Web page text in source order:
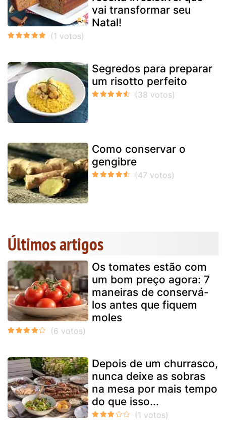
vai transformar seu
Natal!
Segredos para preparar
um risotto perfeito
Como conservar o
gengibre
Últimos artigos
Os tomates estão com
um bom preço agora: 7
maneiras de conservá-
los antes que fiquem
moles
Depois de um churrasco,
nunca deixe as sobras
na mesa por mais tempo
do que isso...